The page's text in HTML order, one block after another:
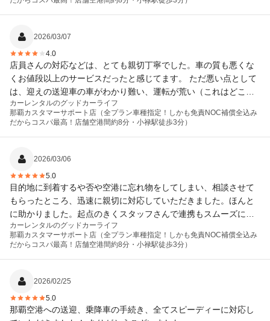
2026/03/07
4.0
店員さんの対応などは、とても親切丁寧でした。車の質も悪くな
くお値段以上のサービスだったと感じてます。 ただ悪い点として
は、迎えの送迎車の車がわかり難い、運転が荒い（これはどこも
一緒かも知れない）、返却時のパーキングがめっちゃ狭いくらい
でした。 それを差し引いても対応自体、サービス自体はとても良
カーレンタルのグッドカーライフ
那覇カスタマーサポート店（全プラン車種指定！しかも免責NOC補償全込み
だからコスパ最高！店舗空港間約8分・小禄駅徒歩3分）
2026/03/06
5.0
目的地に到着するや否や空港に忘れ物をしてしまい、相談させて
もらったところ、迅速に親切に対応していただきました。ほんと
に助かりました。起点のきくスタッフさんで連携もスムーズに取
れていて、問題なく忘れ物も戻ってきて運が良かったです。 感謝
いたします、ありがとうございました。
カーレンタルのグッドカーライフ
那覇カスタマーサポート店（全プラン車種指定！しかも免責NOC補償全込み
だからコスパ最高！店舗空港間約8分・小禄駅徒歩3分）
2026/02/25
5.0
那覇空港への送迎、乗降車の手続き、全てスピーディーに対応し